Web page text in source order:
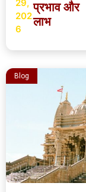
29,
202
6
प्रभाव और
लाभ
Blog